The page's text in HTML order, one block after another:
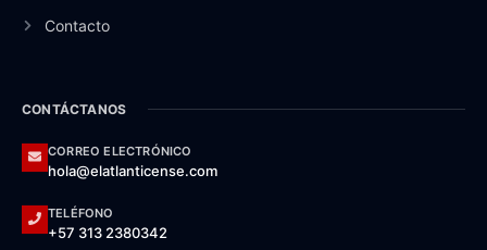
Contacto
CONTÁCTANOS
CORREO ELECTRÓNICO
hola@elatlanticense.com
TELÉFONO
+57 313 2380342